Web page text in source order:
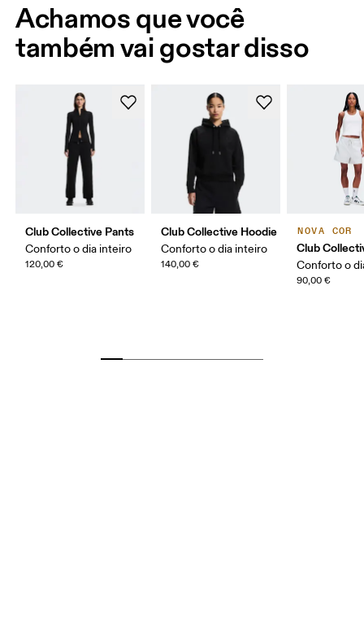
Achamos que você
também vai gostar disso
Club Collective Pants
Conforto o dia inteiro
120,00 €
Club Collective Hoodie
Conforto o dia inteiro
140,00 €
NOVA COR
Club
Conforto o
90,00 €